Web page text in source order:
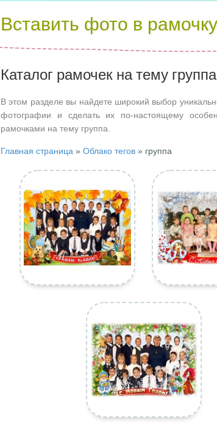
Вставить фото в
Каталог рамочек на тему группа
В этом разделе вы найдете широкий выбор
фотографии и сделать их по-настоящему
рамочками на тему группа.
Главная страница » Облако тегов » группа